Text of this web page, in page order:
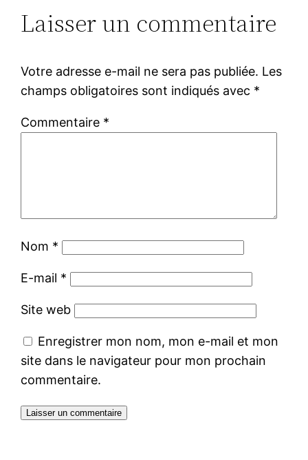
Laisser un commentaire
Votre adresse e-mail ne sera pas publiée. Les
champs obligatoires sont indiqués avec *
Commentaire *
Nom *
E-mail *
Site web
Enregistrer mon nom, mon e-mail et mon
site dans le navigateur pour mon prochain
commentaire.